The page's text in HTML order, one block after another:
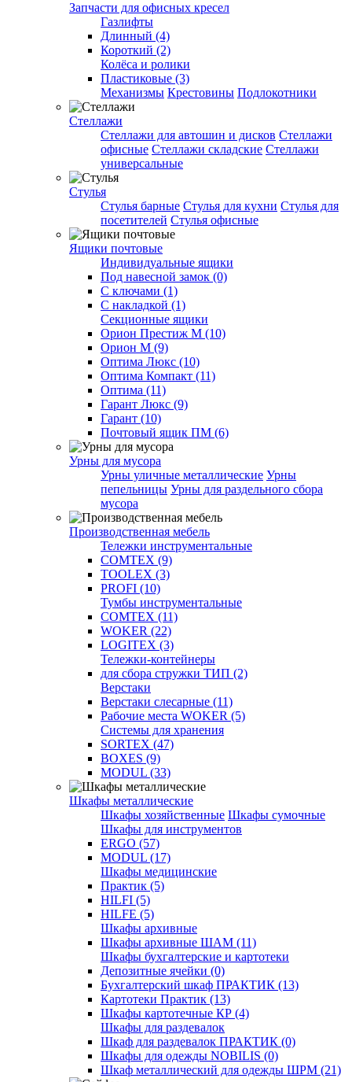
Запчасти для офисных кресел
Газлифты
Длинный (4)
Короткий (2)
Колёса и ролики
Пластиковые (3)
Механизмы Крестовины Подлокотники
Стеллажи
Стеллажи для автошин и дисков Стеллажи
офисные Стеллажи складские Стеллажи
универсальные
Стулья
Стулья барные Стулья для кухни Стулья для
посетителей Стулья офисные
Ящики почтовые
Индивидуальные ящики
Под навесной замок (0)
С ключами (1)
С накладкой (1)
Секционные ящики
Орион Престиж М (10)
Орион М (9)
Оптима Люкс (10)
Оптима Компакт (11)
Оптима (11)
Гарант Люкс (9)
Гарант (10)
Почтовый ящик ПМ (6)
Урны для мусора
Урны уличные металлические Урны
пепельницы Урны для раздельного сбора
мусора
Производственная мебель
Тележки инструментальные
COMTEX (9)
TOOLEX (3)
PROFI (10)
Тумбы инструментальные
COMTEX (11)
WOKER (22)
LOGITEX (3)
Тележки-контейнеры
для сбора стружки ТИП (2)
Верстаки
Верстаки слесарные (11)
Рабочие места WOKER (5)
Системы для хранения
SORTEX (47)
BOXES (9)
MODUL (33)
Шкафы металлические
Шкафы хозяйственные Шкафы сумочные
Шкафы для инструментов
ERGO (57)
MODUL (17)
Шкафы медицинские
Практик (5)
HILFI (5)
HILFE (5)
Шкафы архивные
Шкафы архивные ШАМ (11)
Шкафы бухгалтерские и картотеки
Депозитные ячейки (0)
Бухгалтерский шкаф ПРАКТИК (13)
Картотеки Практик (13)
Шкафы картотечные КР (4)
Шкафы для раздевалок
Шкаф для раздевалок ПРАКТИК (0)
Шкафы для одежды NOBILIS (0)
Шкаф металлический для одежды ШРМ (21)